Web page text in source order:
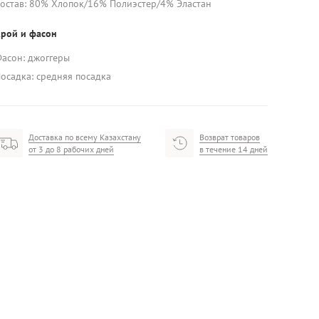
80% Хлопок/16% Полиэстер/4% Эластан
и фасон
джоггеры
средняя посадка
Доставка по всему Казахстану
от 3 до 8 рабочих дней
Возврат товаров
в течение 14 дней